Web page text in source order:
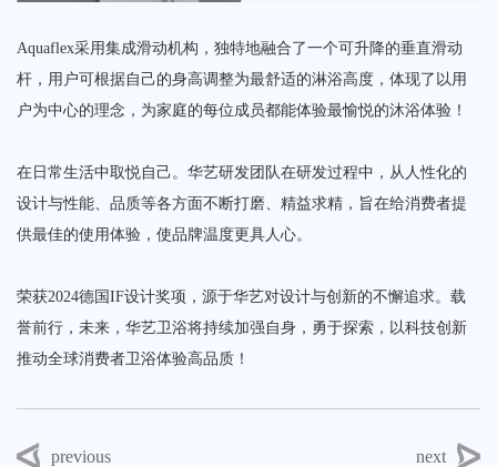
Aquaflex采用集成滑动机构，独特地融合了一个可升降的垂直滑动
杆，用户可根据自己的身高调整为最舒适的淋浴高度，体现了以用
户为中心的理念，为家庭的每位成员都能体验最愉悦的沐浴体验！
在日常生活中取悦自己。华艺研发团队在研发过程中，从人性化的
设计与性能、品质等各方面不断打磨、精益求精，旨在给消费者提
供最佳的使用体验，使品牌温度更具人心。
荣获2024德国IF设计奖项，源于华艺对设计与创新的不懈追求。载
誉前行，未来，华艺卫浴将持续加强自身，勇于探索，以科技创新
推动全球消费者卫浴体验高品质！
previous next